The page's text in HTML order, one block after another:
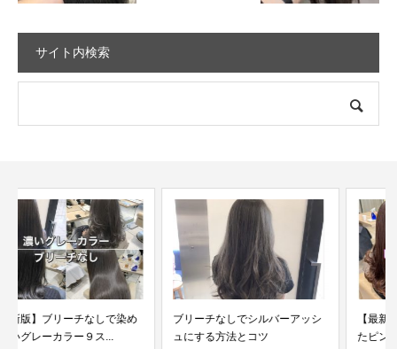
サイト内検索
ブリーチなしでシルバーアッシ
ュにする方法とコツ
【最新版】ブリーチなしで染め
たピンクアッシュカラー...